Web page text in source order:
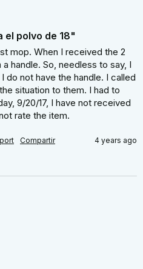
el polvo de 18"
mop. When I received the 2
handle. So, needless to say, I
do not have the handle. I called
situation to them. I had to
9/20/17, I have not received
rate the item.
Compartir 4 years ago